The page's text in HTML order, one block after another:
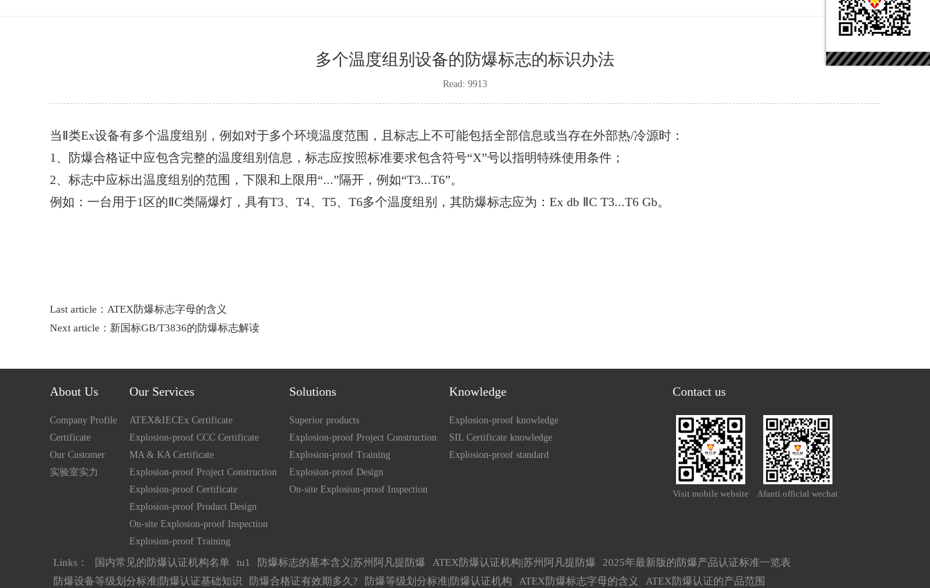
多个温度组别设备的防爆标志的标识办法
Read: 9913
当Ⅱ类Ex设备有多个温度组别，例如对于多个环境温度范围，且标志上不可能包括全部信息或当存在外部热/冷源时：
1、防爆合格证中应包含完整的温度组别信息，标志应按照标准要求包含符号“X”号以指明特殊使用条件；
2、标志中应标出温度组别的范围，下限和上限用“...”隔开，例如“T3...T6”。
例如：一台用于1区的ⅡC类隔爆灯，具有T3、T4、T5、T6多个温度组别，其防爆标志应为：Ex db ⅡC T3...T6 Gb。
Last article： ATEX防爆标志字母的含义
Next article： 新国标GB/T3836的防爆标志解读
About Us
Company Profile
Certificate
Our Customer
实验室实力
Our Services
ATEX&IECEx Certificate
Explosion-proof CCC Certificate
MA & KA Certificate
Explosion-proof Project Construction
Explosion-proof Certificate
Explosion-proof Product Design
On-site Explosion-proof Inspection
Explosion-proof Training
Solutions
Superior products
Explosion-proof Project Construction
Explosion-proof Training
Explosion-proof Design
On-site Explosion-proof Inspection
Knowledge
Explosion-proof knowledge
SIL Certificate knowledge
Explosion-proof standard
Contact us
Visit mobile website Afanti official wechat
Links： 国内常见的防爆认证机构名单 tu1 防爆标志的基本含义|苏州阿凡提防爆 ATEX防爆认证机构|苏州阿凡提防爆
2025年最新版的防爆产品认证标准一览表
防爆设备等级划分标准|防爆认证基础知识
防爆合格证有效期多久? 防爆等级划分标准|防爆认证机构 ATEX防爆标志字母的含义 ATEX防爆认证的产品范围